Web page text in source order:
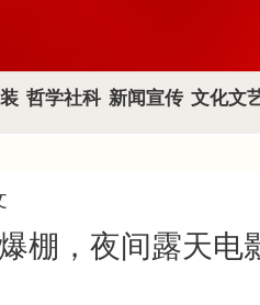
哲学社科 新闻宣传 文化文
棚，夜间露天